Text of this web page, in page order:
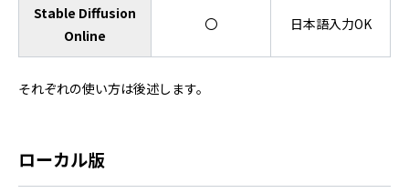
Stable Diffusion
Online
〇 日本語入力OK
それぞれの使い方は後述します。
ローカル版